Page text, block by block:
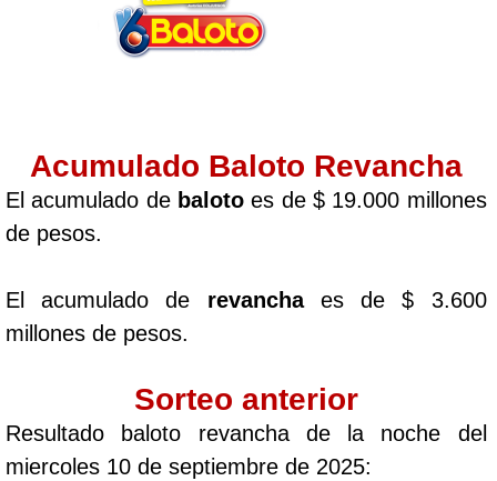
Acumulado Baloto Revancha
El acumulado de balotoes de $ 19.000 millones
de pesos.
El acumulado de revanchaes de $ 3.600
millones de pesos.
Sorteo anterior
Resultado baloto revancha de la noche del
miercoles 10 de septiembre de 2025: